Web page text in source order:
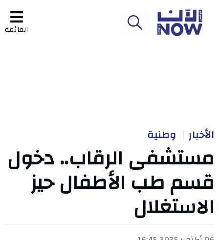
القائمة
الأخبار وطنية
مستشفى الرقاب.. دخول
قسم طب الأطفال حيز
الاستغلال